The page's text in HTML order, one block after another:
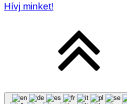
Hívj minket!